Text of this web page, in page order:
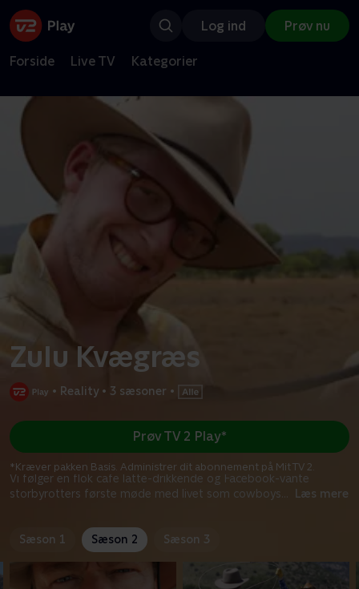
Log ind Prøv nu
Forside Live TV Kategorier
Zulu Kvægræs
• Reality • 3 sæsoner •
Vi følger en flok cafe latte-drikkende og Facebook-vante
storbyrotters første møde med livet som cowboys
Læs mere
Prøv TV 2 Play*
*Kræver pakken Basis. Administrer dit abonnement på Mit TV 2.
Sæson 1 Sæson 2 Sæson 3